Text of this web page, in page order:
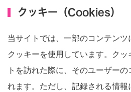
クッキー（Cookies）
当サイトでは、一部のコンテン
クッキーを使用しています。ク
トを訪れた際に、そのユーザー
れます。ただし、記録される情